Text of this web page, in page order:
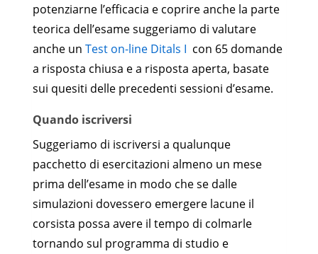
potenziarne l’efficacia e coprire anche la parte
teorica dell’esame suggeriamo di valutare
anche un Test on-line Ditals I con 65 domande
a risposta chiusa e a risposta aperta, basate
sui quesiti delle precedenti sessioni d’esame.
Quando iscriversi
Suggeriamo di iscriversi a qualunque
pacchetto di esercitazioni almeno un mese
prima dell’esame in modo che se dalle
simulazioni dovessero emergere lacune il
corsista possa avere il tempo di colmarle
tornando sul programma di studio e